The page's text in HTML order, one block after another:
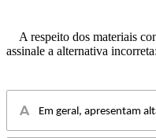
A respeito dos materiais
assinale a alternativa incorreta:
Em geral, apresentam